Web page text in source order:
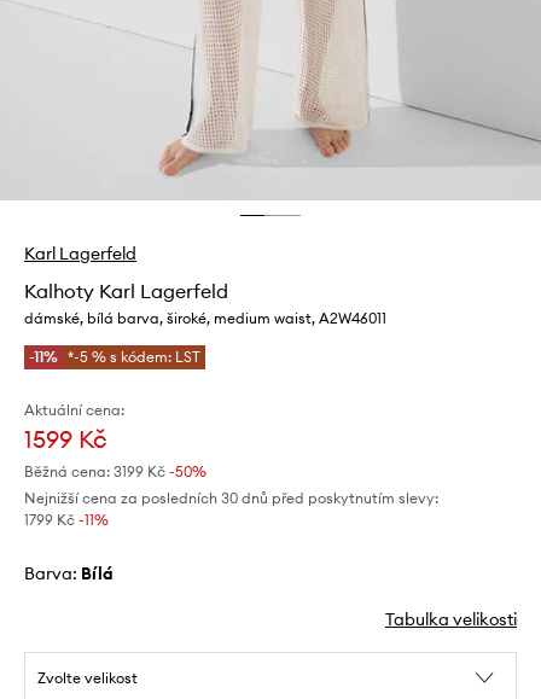
Karl Lagerfeld
Kalhoty Karl Lagerfeld
dámské, bílá barva, široké, medium waist, A2W46011
-11% *-5 % s kódem: LST
Aktuální cena:
1599 Kč
Běžná cena: 3199 Kč -50%
Nejnižší cena za posledních 30 dnů před poskytnutím slevy:
1799 Kč -11%
Barva: bílá
Tabulka velikosti
Zvolte velikost